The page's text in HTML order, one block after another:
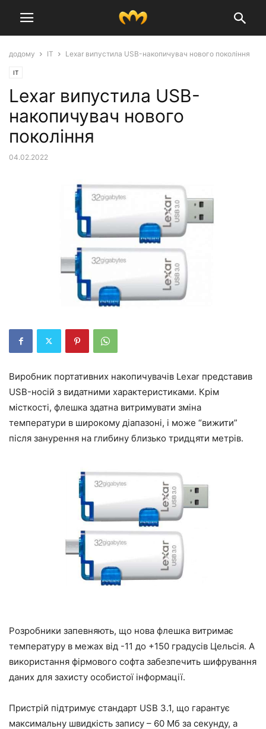
додому IT Lexar випустила USB-накопичувач нового покоління
IT
Lexar випустила USB-
накопичувач нового
покоління
04.02.2022
Виробник портативних накопичувачів Lexar представив
USB-носій з видатними характеристиками. Крім
місткості, флешка здатна витримувати зміна
температури в широкому діапазоні, і може “вижити”
після занурення на глибину близько тридцяти метрів.
Розробники запевняють, що нова флешка витримає
температуру в межах від -11 до +150 градусів Цельсія. А
використання фірмового софта забезпечить шифрування
даних для захисту особистої інформації.
Пристрій підтримує стандарт USB 3.1, що гарантує
максимальну швидкість запису – 60 Мб за секунду, а